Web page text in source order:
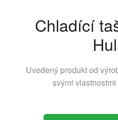
Chladící
Uvedený produkt od
svými